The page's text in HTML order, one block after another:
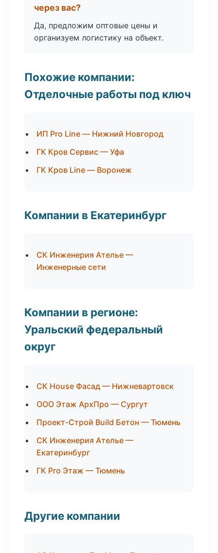
через вас?
Да, предложим оптовые цены и
организуем логистику на объект.
Похожие компании:
Отделочные работы под ключ
ИП Pro Line — Нижний Новгород
ГК Кров Сервис — Уфа
ГК Кров Line — Воронеж
Компании в Екатеринбург
СК Инженерия Ателье —
Инженерные сети
Компании в регионе:
Уральский федеральный
округ
СК House Фасад — Нижневартовск
ООО Этаж АрхПро — Сургут
Проект-Строй Build Бетон — Тюмень
СК Инженерия Ателье —
Екатеринбург
ГК Pro Этаж — Тюмень
Другие компании